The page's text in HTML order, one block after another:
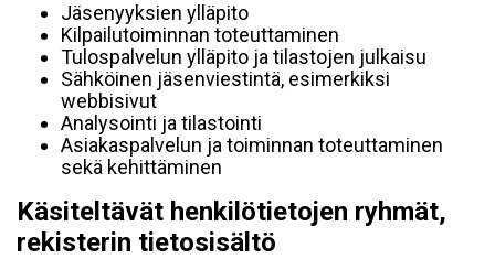
Jäsenyyksien ylläpito
Kilpailutoiminnan toteuttaminen
Tulospalvelun ylläpito ja tilastojen julkaisu
Sähköinen jäsenviestintä, esimerkiksi
webbisivut
Analysointi ja tilastointi
Asiakaspalvelun ja toiminnan toteuttaminen
sekä kehittäminen
Käsiteltävät henkilötietojen ryhmät,
rekisterin tietosisältö